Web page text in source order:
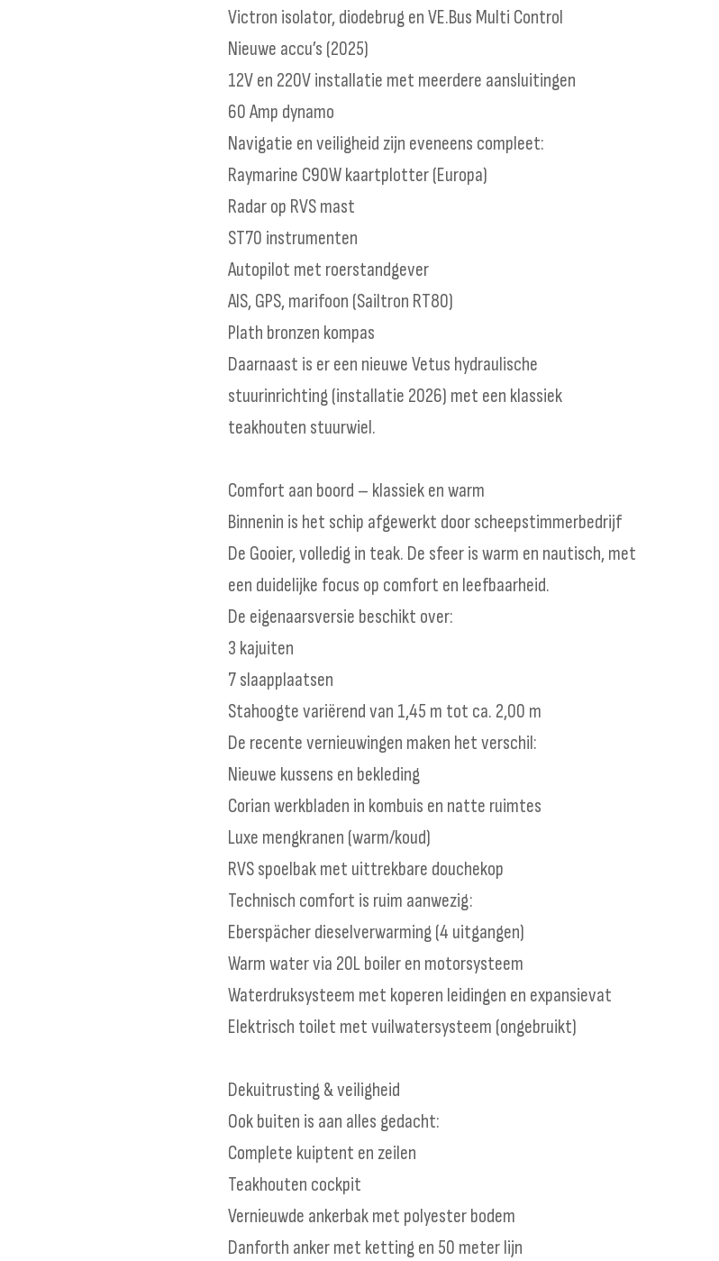
Victron isolator, diodebrug en VE.Bus Multi Control
Nieuwe accu’s (2025)
12V en 220V installatie met meerdere aansluitingen
60 Amp dynamo
Navigatie en veiligheid zijn eveneens compleet:
Raymarine C90W kaartplotter (Europa)
Radar op RVS mast
ST70 instrumenten
Autopilot met roerstandgever
AIS, GPS, marifoon (Sailtron RT80)
Plath bronzen kompas
Daarnaast is er een nieuwe Vetus hydraulische
stuurinrichting (installatie 2026) met een klassiek
teakhouten stuurwiel.
Comfort aan boord – klassiek en warm
Binnenin is het schip afgewerkt door scheepstimmerbedrijf
De Gooier, volledig in teak. De sfeer is warm en nautisch, met
een duidelijke focus op comfort en leefbaarheid.
De eigenaarsversie beschikt over:
3 kajuiten
7 slaapplaatsen
Stahoogte variërend van 1,45 m tot ca. 2,00 m
De recente vernieuwingen maken het verschil:
Nieuwe kussens en bekleding
Corian werkbladen in kombuis en natte ruimtes
Luxe mengkranen (warm/koud)
RVS spoelbak met uittrekbare douchekop
Technisch comfort is ruim aanwezig:
Eberspächer dieselverwarming (4 uitgangen)
Warm water via 20L boiler en motorsysteem
Waterdruksysteem met koperen leidingen en expansievat
Elektrisch toilet met vuilwatersysteem (ongebruikt)
Dekuitrusting & veiligheid
Ook buiten is aan alles gedacht:
Complete kuiptent en zeilen
Teakhouten cockpit
Vernieuwde ankerbak met polyester bodem
Danforth anker met ketting en 50 meter lijn